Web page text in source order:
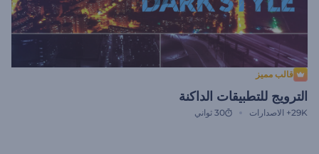
قالب مميز
الترويج للتطبيقات الداكنة
29K+ الاصدارات 30 ثواني